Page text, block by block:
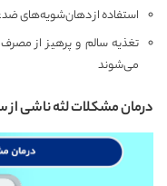
استفاده از دهان‌شویه‌های
تغذیه سالم و پرهیز از
می‌شوند
درمان مشکلات لثه ناشی از